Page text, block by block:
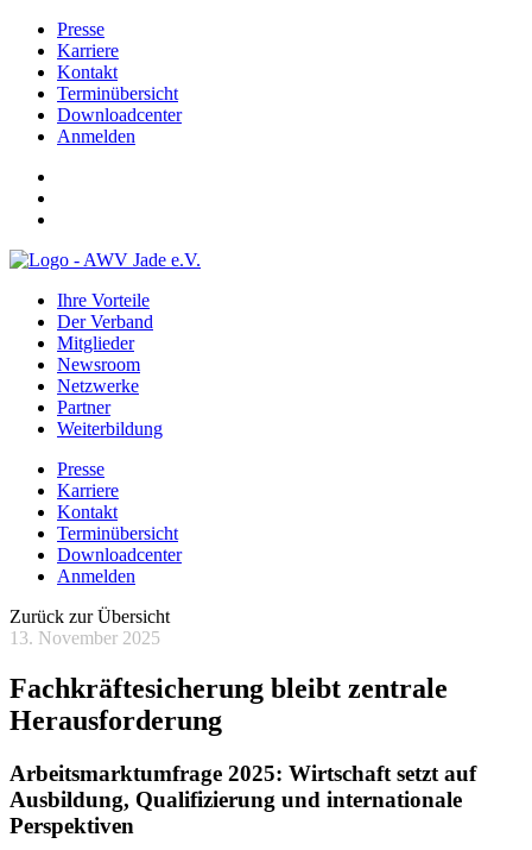
Presse
Karriere
Kontakt
Terminübersicht
Downloadcenter
Anmelden
Ihre Vorteile
Der Verband
Mitglieder
Newsroom
Netzwerke
Partner
Weiterbildung
Presse
Karriere
Kontakt
Terminübersicht
Downloadcenter
Anmelden
Zurück zur Übersicht
13. November 2025
Fachkräftesicherung bleibt zentrale
Herausforderung
Arbeitsmarktumfrage 2025: Wirtschaft setzt auf
Ausbildung, Qualifizierung und internationale
Perspektiven